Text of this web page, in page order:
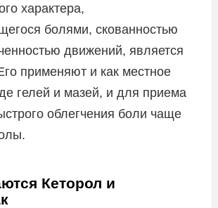
характера,
болями, скованностью
движений, является
применяют и как местное
гелей и мазей, и для приема
облегчения боли чаще
Кеторол и